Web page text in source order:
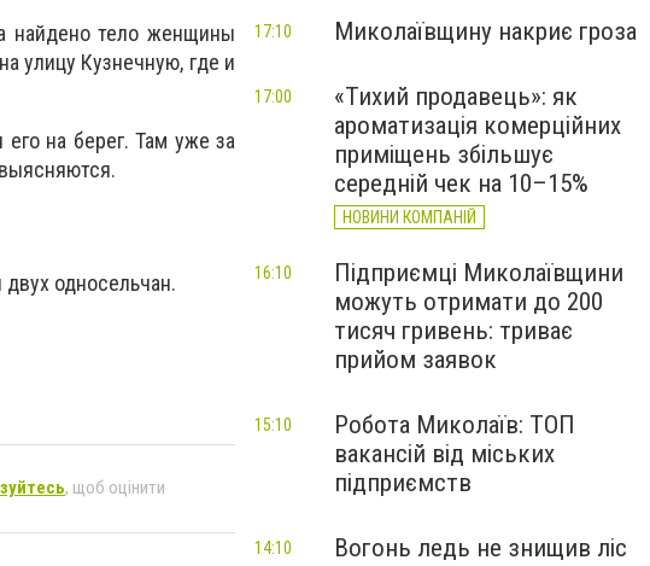
найдено тело женщины
улицу Кузнечную, где и
на берег. Там уже за
односельчан.
, щоб оцінити
Миколаївщину накриє гроза
17:10
«Тихий продавець»: як
ароматизація комерційних
приміщень збільшує
середній чек на 10–15%
НОВИНИ КОМПАНІЙ
17:00
Підприємці Миколаївщини
можуть отримати до 200
тисяч гривень: триває
прийом заявок
16:10
Робота Миколаїв: ТОП
вакансій від міських
підприємств
15:10
Вогонь ледь не знищив ліс
14:10